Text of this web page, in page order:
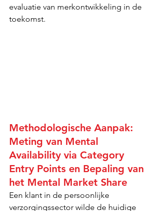
evaluatie van merkontwikkeling in de
toekomst.
Methodologische Aanpak:
Meting van Mental
Availability via Category
Entry Points en Bepaling van
het Mental Market Share
Een klant in de persoonlijke
verzorgingssector wilde de huidige